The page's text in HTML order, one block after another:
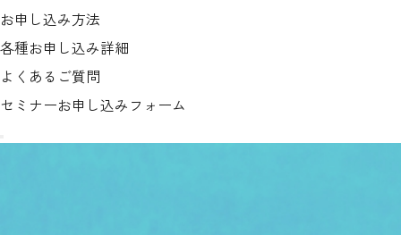
お申し込み方法
各種お申し込み詳細
よくあるご質問
セミナーお申し込みフォーム